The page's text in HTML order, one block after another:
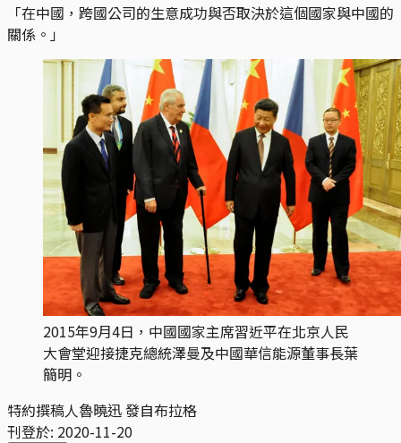
「在中國，跨國公司的生意成功與否取決於這個國家與中國的
關係。」
2015年9月4日，中國國家主席習近平在北京人民
大會堂迎接捷克總統澤曼及中國華信能源董事長葉
簡明。
特約撰稿人魯曉迅 發自布拉格
刊登於: 2020-11-20